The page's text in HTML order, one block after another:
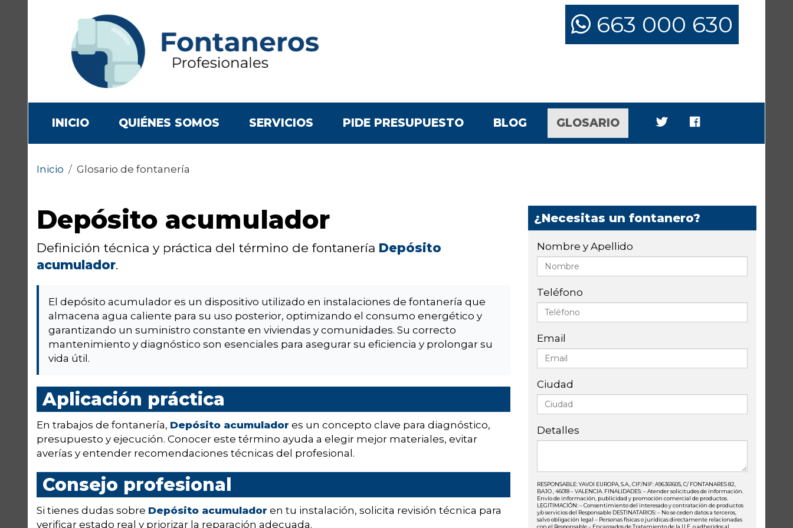
663 000 630
INICIO(CURRENT)
QUIÉNES SOMOS SERVICIOS PIDE PRESUPUESTO BLOG GLOSARIO
Inicio / Glosario de fontanería
Depósito acumulador
Definición técnica y práctica del término de fontanería Depósito
acumulador.
El depósito acumulador es un dispositivo utilizado en instalaciones de fontanería que
almacena agua caliente para su uso posterior, optimizando el consumo energético y
garantizando un suministro constante en viviendas y comunidades. Su correcto
mantenimiento y diagnóstico son esenciales para asegurar su eficiencia y prolongar su
vida útil.
Aplicación práctica
En trabajos de fontanería, Depósito acumulador es un concepto clave para diagnóstico,
presupuesto y ejecución. Conocer este término ayuda a elegir mejor materiales, evitar
averías y entender recomendaciones técnicas del profesional.
Consejo profesional
Si tienes dudas sobre Depósito acumulador en tu instalación, solicita revisión técnica para
verificar estado real y priorizar la reparación adecuada.
¿Necesitas un fontanero?
Nombre y Apellido
Teléfono
Email
Ciudad
Detalles
RESPONSABLE: YAVOI EUROPA, S.A., CIF/NIF: A96361605, C/ FONTANARES 82,
BAJO , 46018 – VALENCIA. FINALIDADES: – Atender solicitudes de información.
Envío de información, publicidad y promoción comercial de productos.
LEGITIMACIÓN: – Consentimiento del interesado y contratación de productos
y/o servicios del Responsable DESTINATARIOS: – No se ceden datos a terceros,
salvo obligación legal – Personas físicas o jurídicas directamente relacionadas